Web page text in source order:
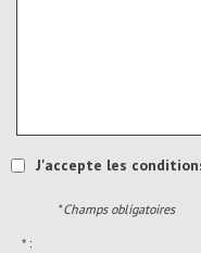
J'accepte les
* Champs obligatoires
* :